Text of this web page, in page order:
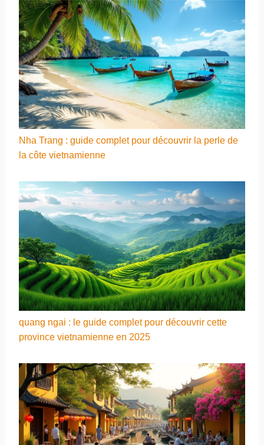
Nha Trang : guide complet pour découvrir la perle de
la côte vietnamienne
quang ngai : le guide complet pour découvrir cette
province vietnamienne en 2025